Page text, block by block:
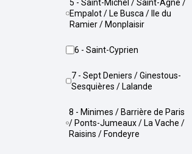
5 - Saint-Michel / Saint-Agne /
Empalot / Le Busca / Ile du
Ramier / Monplaisir
6 - Saint-Cyprien
7 - Sept Deniers / Ginestous-
Sesquières / Lalande
8 - Minimes / Barrière de Paris
/ Ponts-Jumeaux / La Vache /
Raisins / Fondeyre